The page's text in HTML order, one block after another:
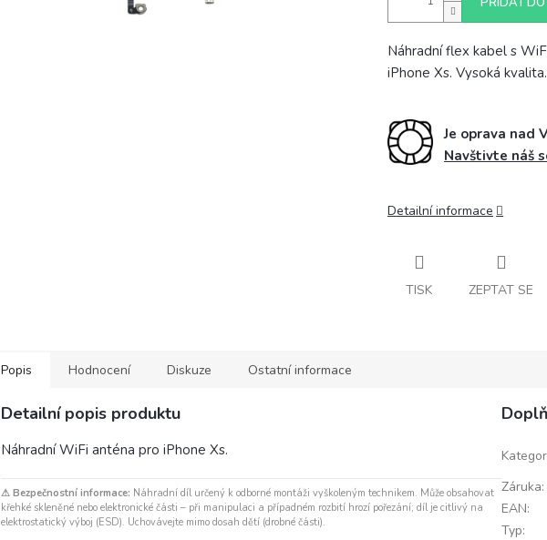
Náhradní flex kabel s
iPhone Xs. Vysoká kvalita.
Je oprava nad
Navštivte náš
Detailní informace
TISK ZEPTAT SE
Popis Hodnocení Diskuze Ostatní informace
Detailní popis produktu
Náhradní WiFi anténa pro iPhone Xs.
⚠ Bezpečnostní informace: Náhradní díl určený k odborné montáži vyškoleným technikem. Může obsahovat
křehké skleněné nebo elektronické části – při manipulaci a případném rozbití hrozí pořezání; díl je citlivý na
elektrostatický výboj (ESD). Uchovávejte mimo dosah dětí (drobné části).
Záruka:
EAN:
Typ: